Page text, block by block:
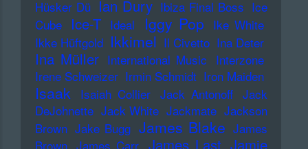
Hüsker Dü Ian Dury Ibiza Final Boss Ice
Cube
Ice-T Ideal Iggy Pop Ike White
Ikke Hüftgold Ikkimel Il Civetto Ina Deter
Ina Müller International Music Interzone
Irene Schweizer Irmin Schmidt Iron Maiden
Isaak Isaiah Collier Jack Antonoff Jack
DeJohnette Jack White Jackmate Jackson
Brown Jake Bugg James Blake James
Brown James Carr James Last Jamie